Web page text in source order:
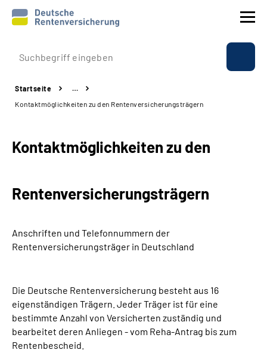
Prävention
Reha
Experten
Über uns & Presse
Suche
Language
Startseite
…
Kontaktmöglichkeiten zu den Rentenversicherungsträgern
Kontaktmöglichkeiten zu den
Rentenversicherungsträgern
Anschriften und Telefonnummern der
Rentenversicherungsträger in Deutschland
Die Deutsche Rentenversicherung besteht aus 16
eigenständigen Trägern. Jeder Träger ist für eine
bestimmte Anzahl von Versicherten zuständig und
bearbeitet deren Anliegen - vom Reha-Antrag bis zum
Rentenbescheid.